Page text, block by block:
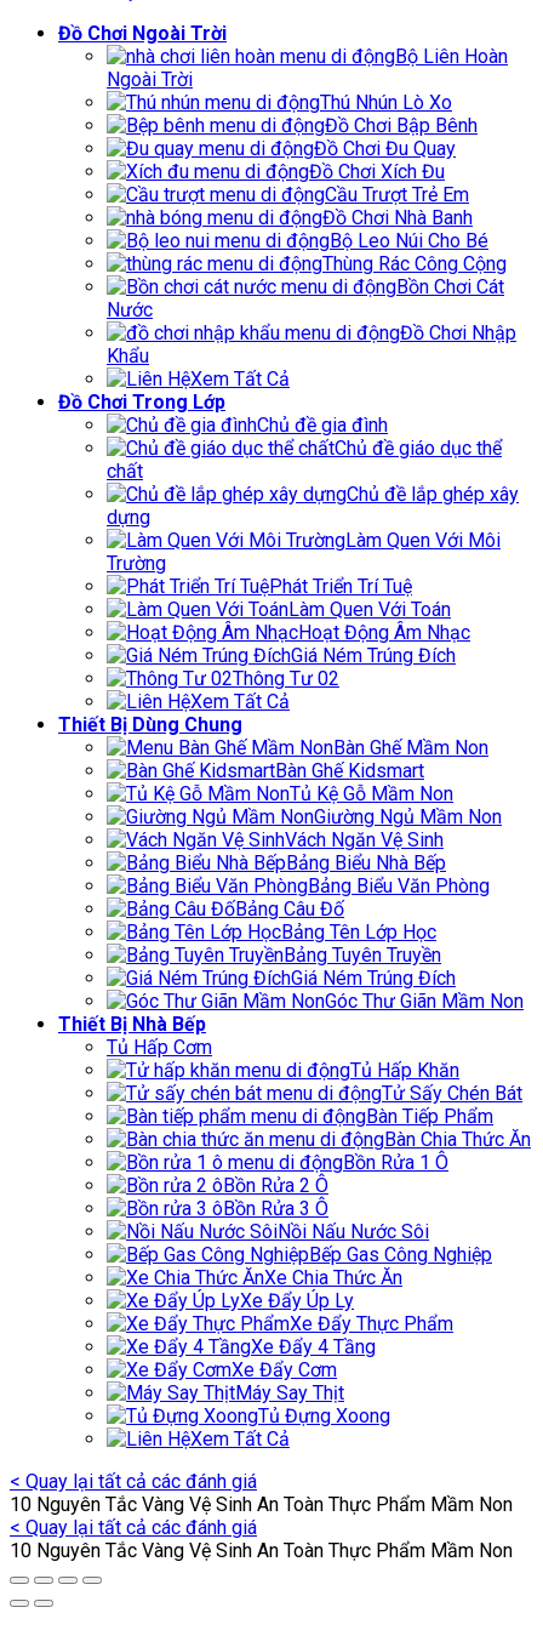
Đồ Chơi Ngoài Trời
Bộ Liên Hoàn
Ngoài Trời
Thú Nhún Lò Xo
Đồ Chơi Bập Bênh
Đồ Chơi Đu Quay
Đồ Chơi Xích Đu
Cầu Trượt Trẻ Em
Đồ Chơi Nhà Banh
Bộ Leo Núi Cho Bé
Thùng Rác Công Cộng
Bồn Chơi Cát
Nước
Đồ Chơi Nhập
Khẩu
Xem Tất Cả
Đồ Chơi Trong Lớp
Chủ đề gia đình
Chủ đề giáo dục thể
chất
Chủ đề lắp ghép xây
dựng
Làm Quen Với Môi
Trường
Phát Triển Trí Tuệ
Làm Quen Với Toán
Hoạt Động Âm Nhạc
Giá Ném Trúng Đích
Thông Tư 02
Xem Tất Cả
Thiết Bị Dùng Chung
Bàn Ghế Mầm Non
Bàn Ghế Kidsmart
Tủ Kệ Gỗ Mầm Non
Giường Ngủ Mầm Non
Vách Ngăn Vệ Sinh
Bảng Biểu Nhà Bếp
Bảng Biểu Văn Phòng
Bảng Câu Đố
Bảng Tên Lớp Học
Bảng Tuyên Truyền
Giá Ném Trúng Đích
Góc Thư Giãn Mầm Non
Thiết Bị Nhà Bếp
Tủ Hấp Cơm
Tủ Hấp Khăn
Tử Sấy Chén Bát
Bàn Tiếp Phẩm
Bàn Chia Thức Ăn
Bồn Rửa 1 Ô
Bồn Rửa 2 Ô
Bồn Rửa 3 Ô
Nồi Nấu Nước Sôi
Bếp Gas Công Nghiệp
Xe Chia Thức Ăn
Xe Đẩy Úp Ly
Xe Đẩy Thực Phẩm
Xe Đẩy 4 Tầng
Xe Đẩy Cơm
Máy Say Thịt
Tủ Đựng Xoong
Xem Tất Cả
< Quay lại tất cả các đánh giá
10 Nguyên Tắc Vàng Vệ Sinh An Toàn Thực Phẩm Mầm Non
< Quay lại tất cả các đánh giá
10 Nguyên Tắc Vàng Vệ Sinh An Toàn Thực Phẩm Mầm Non